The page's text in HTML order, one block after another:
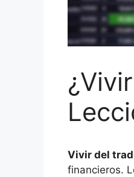
Vivir del
financieros.